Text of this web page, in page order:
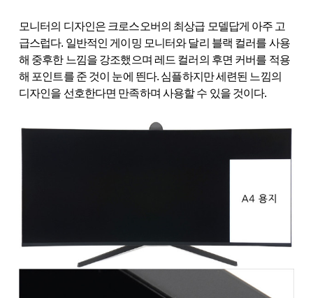
모니터의 디자인은 크로스오버의 최상급 모델답게 아주 고
급스럽다. 일반적인 게이밍 모니터와 달리 블랙 컬러를 사용
해 중후한 느낌을 강조했으며 레드 컬러의 후면 커버를 적용
해 포인트를 준 것이 눈에 띈다. 심플하지만 세련된 느낌의
디자인을 선호한다면 만족하며 사용할 수 있을 것이다.